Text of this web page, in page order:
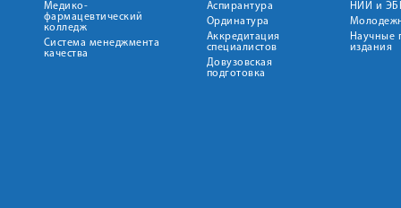
Медико-
фармацевтический
колледж
Система менеджмента
качества
Аспирантура
Ординатура
Аккредитация
специалистов
Довузовская
подготовка
НИИ и
Научные
издания